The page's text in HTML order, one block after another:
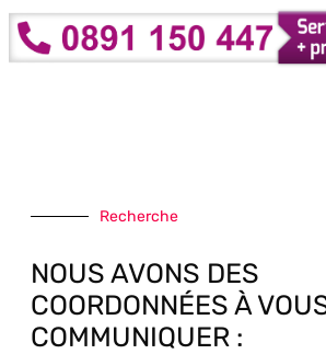
Recherche
NOUS AVONS DES
COORDONNÉES À
COMMUNIQUER :